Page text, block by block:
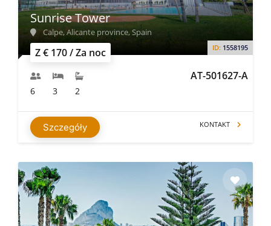
Z € 170 / Za noc ID: 1558195
AT-501627-A
Sunrise Tower
Calpe, Alicante province, Spain
6 3 2
Szczegóły KONTAKT